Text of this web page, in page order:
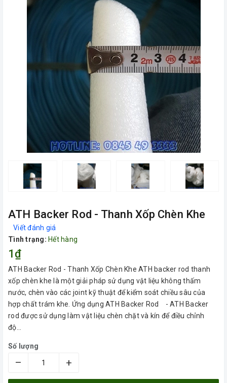
ATH Backer Rod - Thanh Xốp Chèn Khe
Viết đánh giá
Tình trạng: Hết hàng
1₫
ATH Backer Rod - Thanh Xốp Chèn Khe ATH backer rod thanh
xốp chèn khe là một giải pháp sử dụng vật liệu không thấm
nước, chèn vào các joint kỹ thuật để kiểm soát chiều sâu của
hợp chất trám khe. Ứng dụng ATH Backer Rod - ATH Backer
rod được sử dụng làm vật liệu chèn chặt và kín để điều chỉnh
độ...
Số lượng
– +